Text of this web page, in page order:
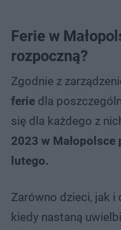
Ferie w
rozpoczną?
Zgodnie z
ferie dla
się dla każdego z
2023 w
lutego.
Zarówno dzieci, jak
kiedy nastaną